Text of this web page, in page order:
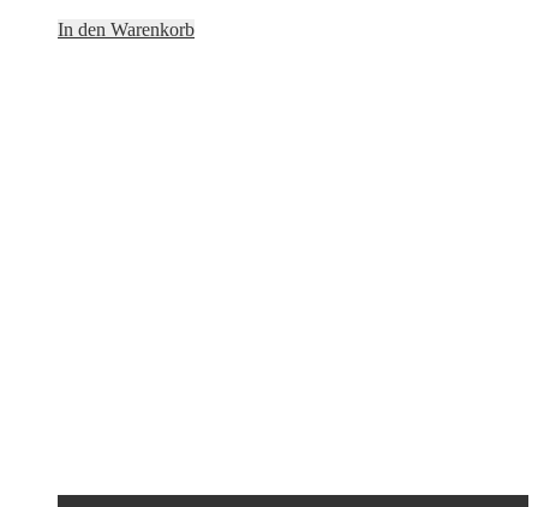
In den Warenkorb